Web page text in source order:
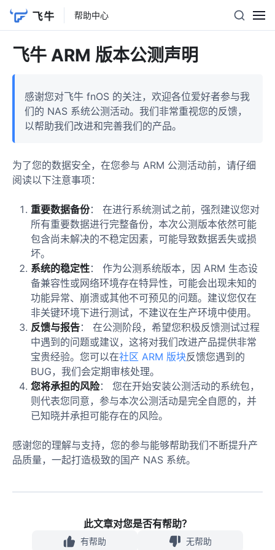
帮助中心
飞牛 ARM 版本公测声明
感谢您对飞牛 fnOS 的关注，欢迎各位爱好者参与我
们的 NAS 系统公测活动。我们非常重视您的反馈，
以帮助我们改进和完善我们的产品。
为了您的数据安全，在您参与 ARM 公测活动前，请仔细
阅读以下注意事项：
重要数据备份： 在进行系统测试之前，强烈建议您对
所有重要数据进行完整备份，本次公测版本依然可能
包含尚未解决的不稳定因素，可能导致数据丢失或损
坏。
系统的稳定性： 作为公测系统版本，因 ARM 生态设
备兼容性或网络环境存在特异性，可能会出现未知的
功能异常、崩溃或其他不可预见的问题。建议您仅在
非关键环境下进行测试，不建议在生产环境中使用。
反馈与报告： 在公测阶段，希望您积极反馈测试过程
中遇到的问题或建议，这将对我们改进产品提供非常
宝贵经验。您可以在社区 ARM 版块反馈您遇到的
BUG，我们会定期审核处理。
您将承担的风险： 您在开始安装公测活动的系统包，
则代表您同意，参与本次公测活动是完全自愿的，并
已知晓并承担可能存在的风险。
感谢您的理解与支持，您的参与能够帮助我们不断提升产
品质量，一起打造极致的国产 NAS 系统。
此文章对您是否有帮助？
有帮助 无帮助